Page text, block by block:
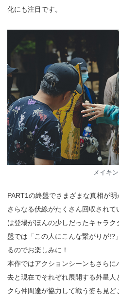
化にも注目です。
メイキ
PART1の終盤でさまざまな真相が
さらなる伏線がたくさん回収され
は登場がほんの少しだったキャラ
盤では「この人にこんな繋がりが!?
るのでお楽しみに！
本作ではアクションシーンもさら
去と現在でそれぞれ展開する外星
クら仲間達が協力して戦う姿も見ど